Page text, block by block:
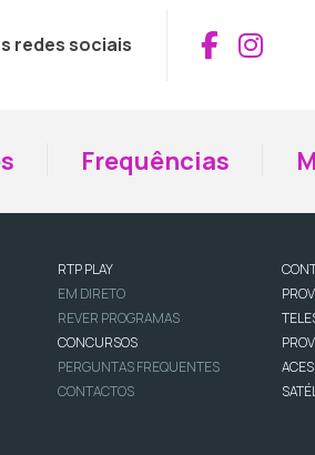
redes sociais
Frequências
RTP PLAY
EM DIRETO
REVER PROGRAMAS
CONCURSOS
PERGUNTAS FREQUENTES
CONTACTOS